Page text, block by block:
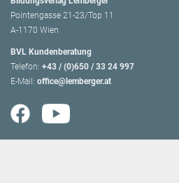
Pointengasse 21-23/Top 11
A-1170 Wien
BVL Kundenberatung
Telefon: +43 / (0)650 / 33 24 997
E-Mail: office@lemberger.at